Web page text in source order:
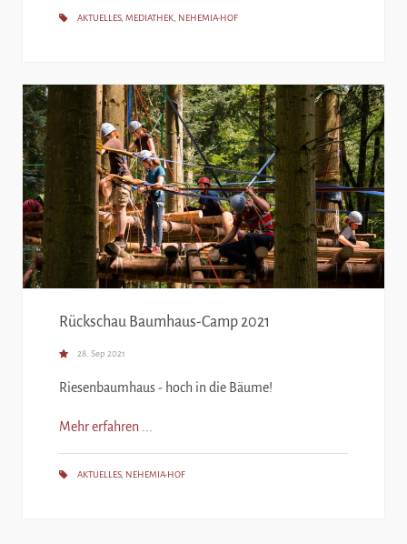
AKTUELLES, MEDIATHEK NEHEMIA-HOF
Rückschau Baumhaus-Camp 2021
28. Sep 2021
Riesenbaumhaus - hoch in die Bäume!
Mehr erfahren ...
AKTUELLES, NEHEMIA-HOF